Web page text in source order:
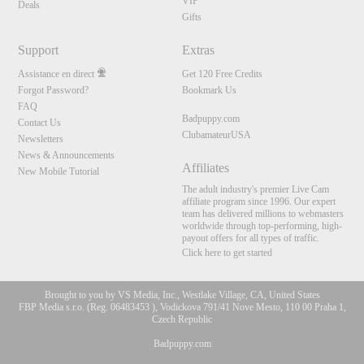
Deals
Gifts
Support
Assistance en direct
Forgot Password?
FAQ
Contact Us
Newsletters
News & Announcements
New Mobile Tutorial
Extras
Get 120 Free Credits
Bookmark Us
Badpuppy.com
ClubamateurUSA
Affiliates
The adult industry's premier Live Cam
affiliate program since 1996. Our expert
team has delivered millions to webmasters
worldwide through top-performing, high-
payout offers for all types of traffic.
Click here to get started
Brought to you by VS Media, Inc., Westlake Village, CA, United States
FBP Media s.r.o. (Reg. 06483453 ), Vodickova 791/41 Nove Mesto, 110 00 Praha 1,
Czech Republic
Badpuppy.com